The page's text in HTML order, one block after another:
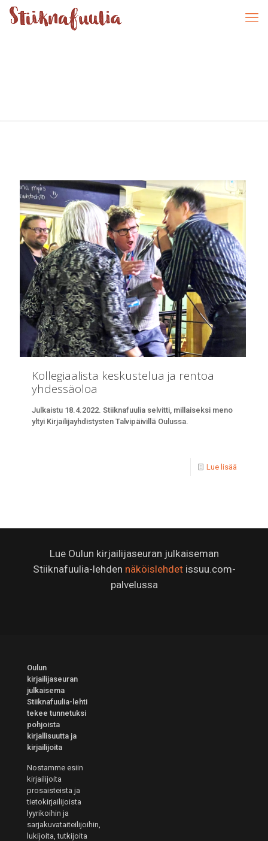
Kollegiaalista keskustelua ja rentoa
yhdessäoloa
Julkaistu 18.4.2022. Stiiknafuulia selvitti, millaiseksi meno
yltyi Kirjailijayhdistysten Talvipäivillä Oulussa.
Lue lisää
Lue Oulun kirjailijaseuran julkaiseman
Stiiknafuulia-lehden näköislehdetissuu.com-
palvelussa
Oulun
kirjailijaseuran
julkaisema
Stiiknafuulia-lehti
tekee tunnetuksi
pohjoista
kirjallisuutta ja
kirjailijoita
Nostamme esiin
kirjailijoita
prosaisteista ja
tietokirjailijoista
lyyrikoihin ja
sarjakuvataiteilijoihin,
lukijoita, tutkijoita